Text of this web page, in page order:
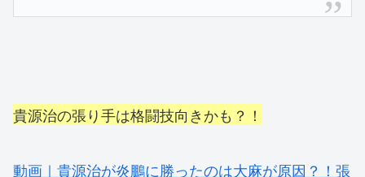
貴源治の張り手は格闘技向きかも？！
動画｜貴源治が炎鵬に勝ったのは大麻が原因？！張